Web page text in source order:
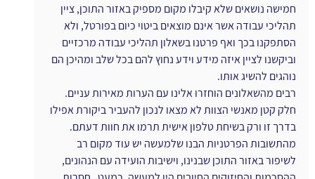
חמישה נושאים שלא קיבלו מקום מספיק באזור התוכן, ציין
תהליכי עבודה אשר אינם מוצאים ביטוי כיום בפורטל, ולא
הסתפקנו בכך ואף פרטנו בשאלון תהליכי עבודה מרכזיים
וביקשנו לציין איזה מידע וידע נחוץ להם בכל שלב ומהיכן הם
נוהגים להשיג אותו.
רבים מהשאלונים הוחזרו אלינו עם הערות מאירות עניים.
חלק קטן מאנשי הצוות לא מצאו לנכון להעביר ביקורת אפילו
בדרך זו ורק בשיחת טלפון אישית תרמו את חוות דעתם.
מהתשובות הפרטניות הבנו שלמעשה יש עוד מקום רב
לשיפור באזור התוכן שבנינו, וישיבות הועידה עם הנהונים,